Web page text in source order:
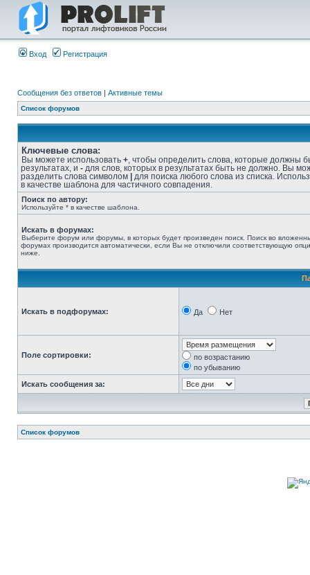
Вход Регистрация
Сообщения без ответов | Активные темы
Список форумов
Ключевые слова:
Вы можете использовать + , чтобы определить слова, которые должны
результатах, и - для слов, которых в результатах быть не должно. Вы
разделить слова символом
для поиска любого слова из списка.
в качестве шаблона для частичного совпадения.
Поиск по автору:
Используйте * в качестве шаблона.
Искать в форумах:
Выберите форум или форумы, в которых будет произведен поиск. Поиск во
форумах производится автоматически, если Вы не отключили соответствующую
ниже.
Искать в подфорумах: Да Нет
Поле сортировки:
по возрастанию
по убыванию
Искать сообщения за:
Список форумов